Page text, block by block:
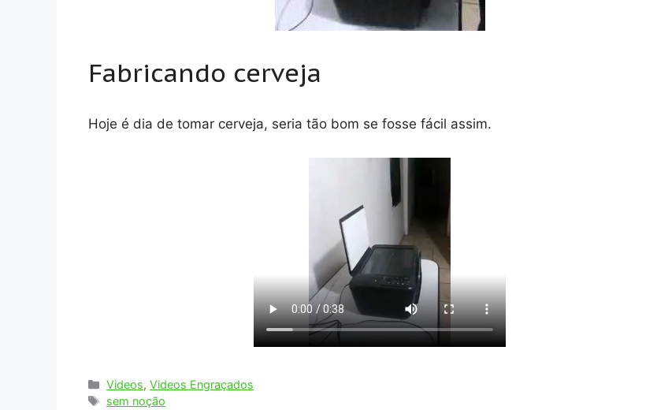
Fabricando cerveja
Hoje é dia de tomar cerveja, seria tão bom se fosse fácil assim.
Categorias
Videos,Videos Engraçados
Tags
sem noção